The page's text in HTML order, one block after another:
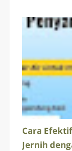
Cara
Jernih